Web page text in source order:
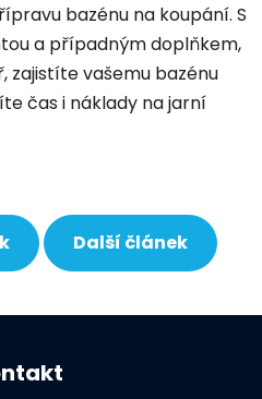
bazénu na koupání. S
a případným doplňkem,
zajistíte vašemu bazénu
čas i náklady na jarní
Další článek